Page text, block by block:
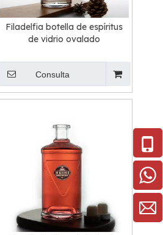
Filadelfia botella de espíritus
de vidrio ovalado
Consulta